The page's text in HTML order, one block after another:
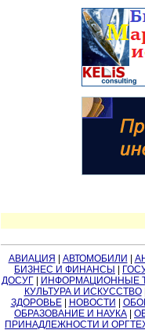
АВИАЦИЯ АВТОМОБИЛИ
БИЗНЕС И ФИНАНСЫ
ДОСУГ| ИНФОРМАЦИОННЫЕ
КУЛЬТУРА И ИСКУССТВО|
ЗДОРОВЬЕ| НОВОСТИ
ОБРАЗОВАНИЕ И НАУКА
ПРИНАДЛЕЖНОСТИ И